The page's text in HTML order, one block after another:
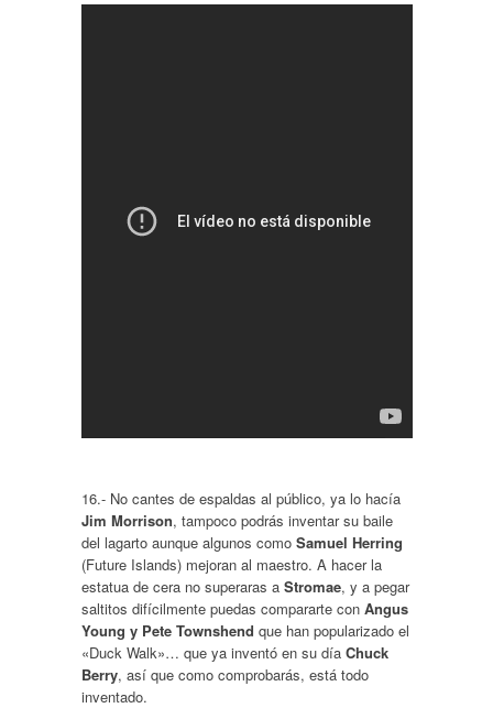
16.- No cantes de espaldas al público, ya lo hacía
Jim Morrison, tampoco podrás inventar su baile
del lagarto aunque algunos como Samuel Herring
(Future Islands) mejoran al maestro. A hacer la
estatua de cera no superaras a Stromae, y a pegar
saltitos difícilmente puedas compararte conAngus
Young y Pete Townshend que han popularizado el
«Duck Walk»… que ya inventó en su día Chuck
Berry, así que como comprobarás, está todo
inventado.